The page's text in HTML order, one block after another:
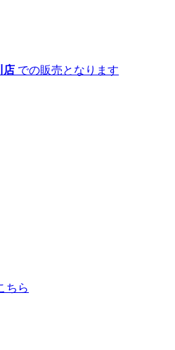
店 での販売となります
ちら